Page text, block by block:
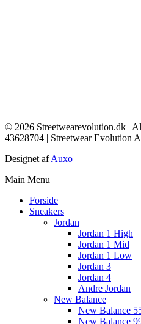
© 2026 Streetwearevolution.dk |
43628704 | Streetwear Evolution
Designet afAuxo
Main Menu
Forside
Sneakers
Jordan
Jordan 1 High
Jordan 1 Mid
Jordan 1 Low
Jordan 3
Jordan 4
Andre Jordan
New Balance
New Balance
New Balance